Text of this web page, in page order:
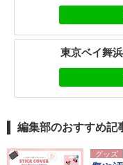
東京ベイ舞
編集部のおすすめ記
グッズ